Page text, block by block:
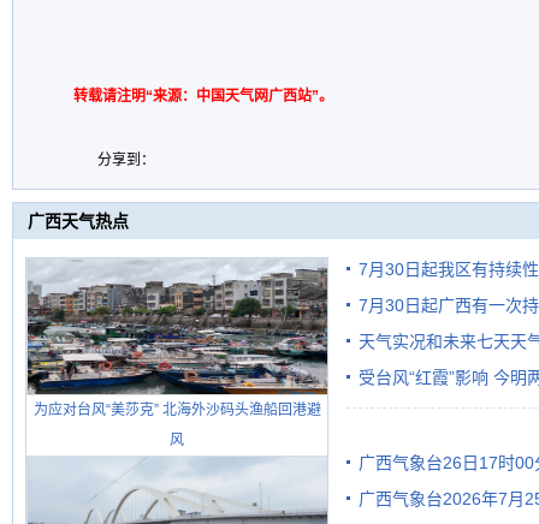
转载请注明“来源：中国天气网广西站”。
分享到：
广西天气热点
为应对台风“美莎克” 北海外沙码头渔船回港避
风
7月30日起我区有持续
7月30日起广西有一次
天气实况和未来七天天
受台风“红霞”影响 今明
广西气象台26日17时
广西气象台2026年7月